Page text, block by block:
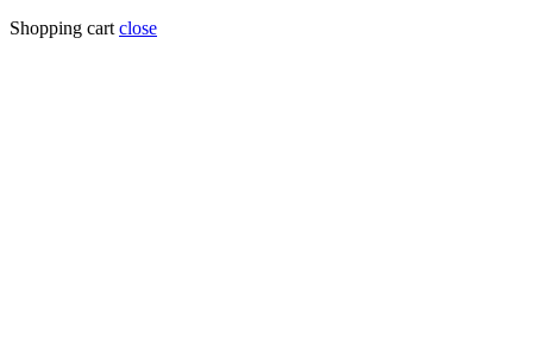
Shopping cart close